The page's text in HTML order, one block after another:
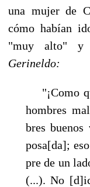
una mujer de
cómo habían
"muy alto" y
Gerineldo:
"¡Como
hombres
bres
posa[da];
pre de un
(...). No